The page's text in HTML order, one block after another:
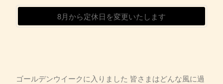
8月から定休日を変更いたします
ゴールデンウイークに入りました 皆さまはどんな風に過